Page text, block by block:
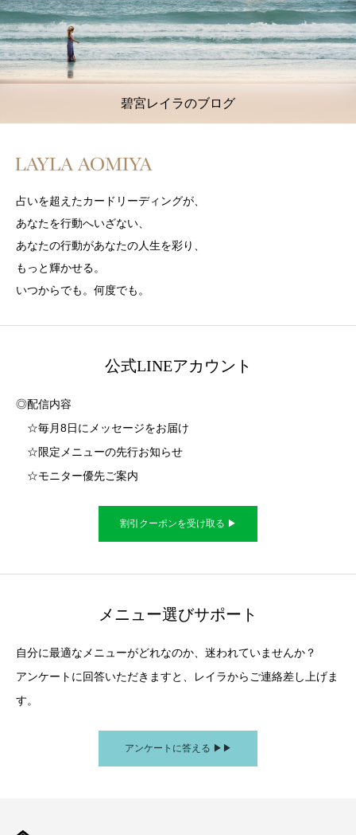
碧宮レイラのブログ
占いを超えたカードリーディングが、
あなたを行動へいざない、
あなたの行動があなたの人生を彩り、
もっと輝かせる。
いつからでも。何度でも。
公式LINEアカウント
◎配信内容
☆毎月8日にメッセージをお届け
☆限定メニューの先行お知らせ
☆モニター優先ご案内
割引クーポンを受け取る ▶︎
メニュー選びサポート
自分に最適なメニューがどれなのか、迷われていませんか？
アンケートに回答いただきますと、レイラからご連絡差し上げま
す。
アンケートに答える ▶︎▶︎